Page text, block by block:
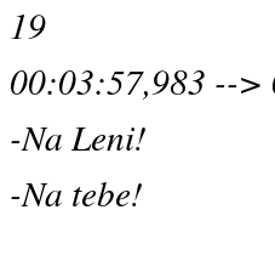
19
00:03:57,983 -->
-Na Leni!
-Na tebe!